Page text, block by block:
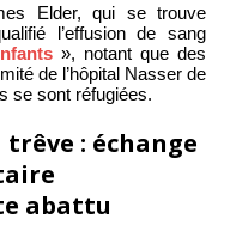
Elder, qui se trouve
l’effusion de sang
», notant que des
de l’hôpital Nasser de
se sont réfugiées.
: échange
abattu